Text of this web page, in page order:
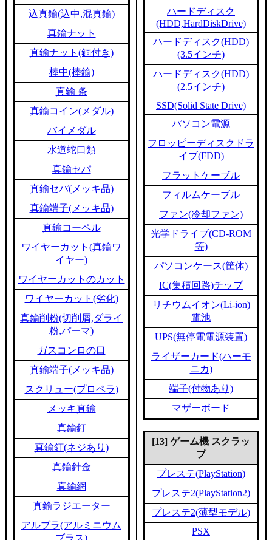
込真鍮(込中,混真鍮)
真鍮ナット
真鍮ナット(銅付き)
棒中(棒鍮)
真鍮 条
真鍮コイン(メダル)
バイメダル
水道蛇口類
真鍮セパ
真鍮セパ(メッキ品)
真鍮端子(メッキ品)
真鍮コーペル
ワイヤーカット(真鍮ワ
イヤー)
ワイヤーカットのカット
ワイヤーカット(劣化)
真鍮削粉(切削屑,ダライ
粉,パーマ)
ガスコンロの口
真鍮端子(メッキ品)
スクリュー(プロペラ)
メッキ真鍮
真鍮釘
真鍮釘(ネジあり)
真鍮針金
真鍮網
真鍮ラジエーター
アルブラ(アルミニウム
ブラス)
ハードディスク
(HDD,HardDiskDrive)
ハードディスク(HDD)
(3.5インチ)
ハードディスク(HDD)
(2.5インチ)
SSD(Solid State Drive)
パソコン電源
フロッピーディスクドラ
イブ(FDD)
フラットケーブル
フィルムケーブル
ファン(冷却ファン)
光学ドライブ(CD-ROM
等)
パソコンケース(筐体)
IC(集積回路)チップ
リチウムイオン(Li-ion)
電池
UPS(無停電電源装置)
ライザーカード(ハーモ
ニカ)
端子(付物あり)
マザーボード
[13] ゲーム機 スクラッ
プ
プレステ(PlayStation)
プレステ2(PlayStation2)
プレステ2(薄型モデル)
PSX